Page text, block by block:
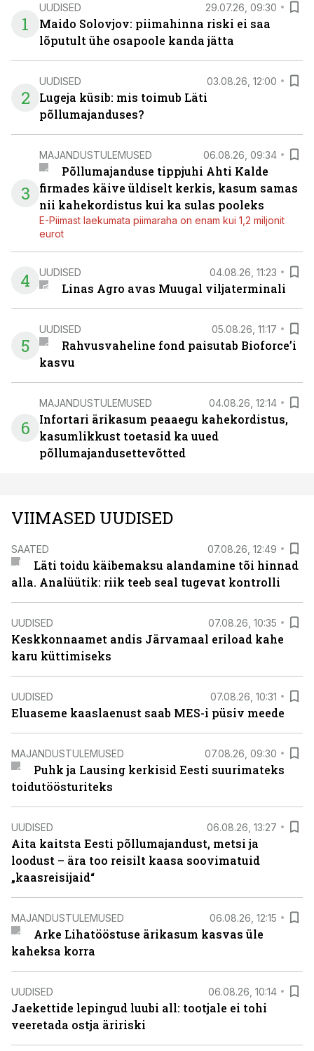
1
UUDISED 29.07.26, 09:30
Maido Solovjov: piimahinna riski ei saa
lõputult ühe osapoole kanda jätta
2
UUDISED 03.08.26, 12:00
Lugeja küsib: mis toimub Läti
põllumajanduses?
3
MAJANDUSTULEMUSED 06.08.26, 09:34
Põllumajanduse tippjuhi Ahti Kalde
firmades käive üldiselt kerkis, kasum samas
nii kahekordistus kui ka sulas pooleks
E-Piimast laekumata piimaraha on enam kui 1,2 miljonit
eurot
4 UUDISED 04.08.26, 11:23
Linas Agro avas Muugal viljaterminali
5
UUDISED 05.08.26, 11:17
Rahvusvaheline fond paisutab Bioforce’i
kasvu
6
MAJANDUSTULEMUSED 04.08.26, 12:14
Infortari ärikasum peaaegu kahekordistus,
kasumlikkust toetasid ka uued
põllumajandusettevõtted
VIIMASED UUDISED
SAATED 07.08.26, 12:49
Läti toidu käibemaksu alandamine tõi hinnad
alla. Analüütik: riik teeb seal tugevat kontrolli
UUDISED 07.08.26, 10:35
Keskkonnaamet andis Järvamaal eriload kahe
karu küttimiseks
UUDISED 07.08.26, 10:31
Eluaseme kaaslaenust saab MES-i püsiv meede
MAJANDUSTULEMUSED 07.08.26, 09:30
Puhk ja Lausing kerkisid Eesti suurimateks
toidutöösturiteks
UUDISED 06.08.26, 13:27
Aita kaitsta Eesti põllumajandust, metsi ja
loodust – ära too reisilt kaasa soovimatuid
„kaasreisijaid“
MAJANDUSTULEMUSED 06.08.26, 12:15
Arke Lihatööstuse ärikasum kasvas üle
kaheksa korra
UUDISED 06.08.26, 10:14
Jaekettide lepingud luubi all: tootjale ei tohi
veeretada ostja äririski